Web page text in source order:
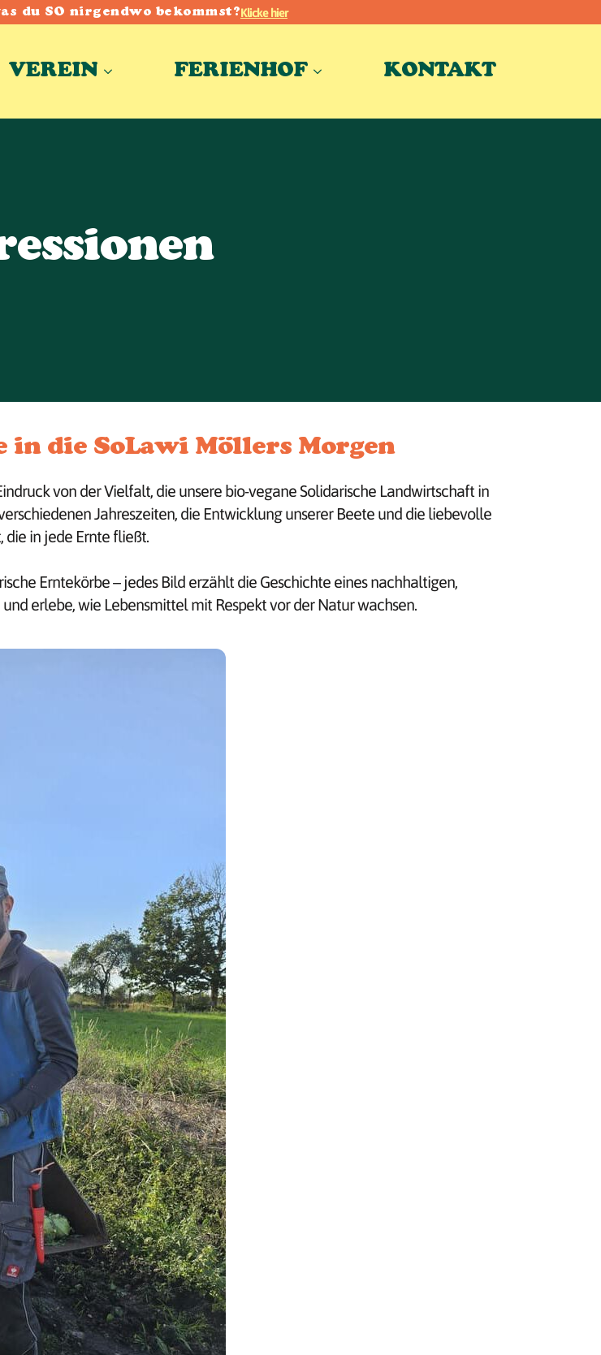
du SO nirgendwo bekommst?Klicke hier
VEREIN FERIENHOF KONTAKT
die SoLawi Möllers Morgen
von der Vielfalt, die unsere bio-vegane Solidarische Landwirtschaft in
Jahreszeiten, die Entwicklung unserer Beete und die liebevolle
die in jede Ernte fließt.
Erntekörbe – jedes Bild erzählt die Geschichte eines nachhaltigen,
erlebe, wie Lebensmittel mit Respekt vor der Natur wachsen.